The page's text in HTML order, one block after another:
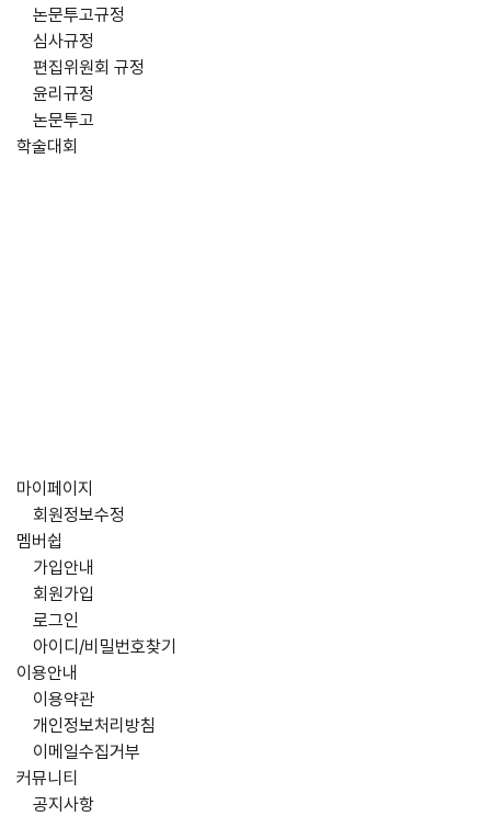
논문투고규정
심사규정
편집위원회 규정
윤리규정
논문투고
학술대회
마이페이지
회원정보수정
멤버쉽
가입안내
회원가입
로그인
아이디/비밀번호찾기
이용안내
이용약관
개인정보처리방침
이메일수집거부
커뮤니티
공지사항